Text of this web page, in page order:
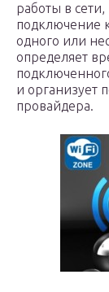
работы в
подключение
одного или
определяет
и организует
провайдера.